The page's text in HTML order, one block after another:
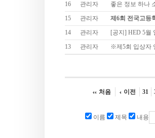
16
관리자
좋은 정보 하나
15
관리자
제6회 전국고등
14
관리자
[공지] HED 5월
13
관리자 ※제5회 입상자
처음 이전 31
이름 제목 내용